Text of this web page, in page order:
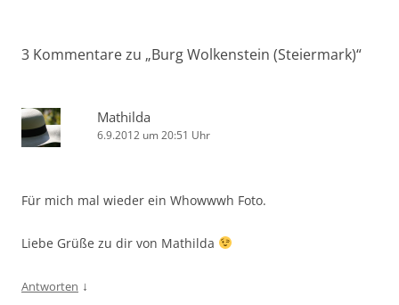
3 Kommentare zu „Burg Wolkenstein (Steiermark)“
Mathilda
6.9.2012 um 20:51 Uhr
Für mich mal wieder ein Whowwwh Foto.
Liebe Grüße zu dir von Mathilda
Antworten ↓